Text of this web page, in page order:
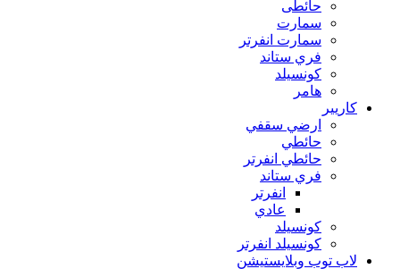
حائطى
سمارت
سمارت انفرتر
فري ستاند
كونسيلد
هامر
كاريير
ارضي سقفي
حائطي
حائطي انفرتر
فري ستاند
انفرتر
عادي
كونسيلد
كونسيلد انفرتر
لاب توب وبلايستيشن